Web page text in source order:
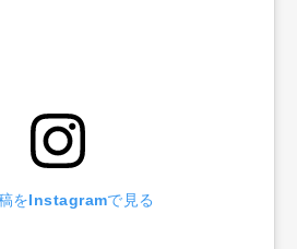
をInstagramで見る